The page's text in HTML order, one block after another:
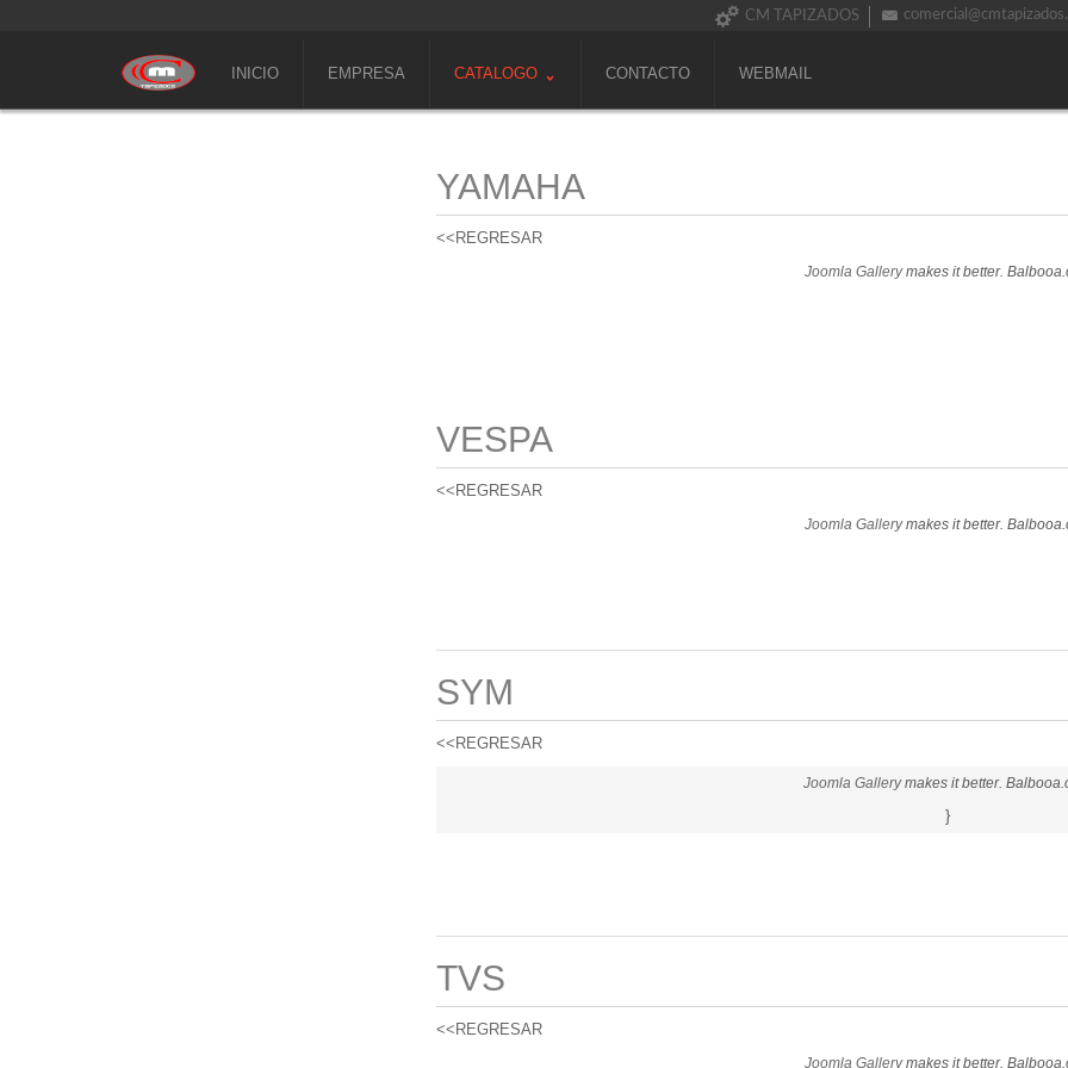
CM TAPIZADOS
INICIO EMPRESA CATALOGO CONTACTO WEBMAIL
YAMAHA
<<REGRESAR
Joomla Gallerymakes it better.
VESPA
<<REGRESAR
Joomla Gallerymakes it better.
SYM
<<REGRESAR
Joomla Gallerymakes it better.
}
TVS
<<REGRESAR
Joomla Gallerymakes it better.